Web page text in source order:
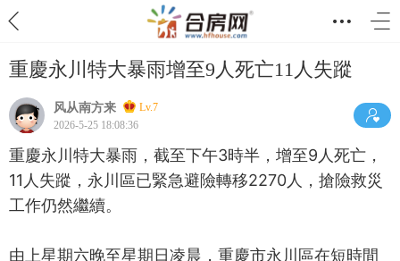
重慶永川特大暴雨增至9人死亡11人失蹤
风从南方来
Lv.7
2026-5-25 18:08:36
重慶永川特大暴雨，截至下午3時半，增至9人死亡，
11人失蹤，永川區已緊急避險轉移2270人，搶險救災
工作仍然繼續。
由上星期六晚至星期日凌晨，重慶市永川區在短時間